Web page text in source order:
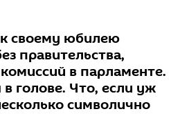
своему юбилею
правительства,
в парламенте.
голове. Что, если уж
символично